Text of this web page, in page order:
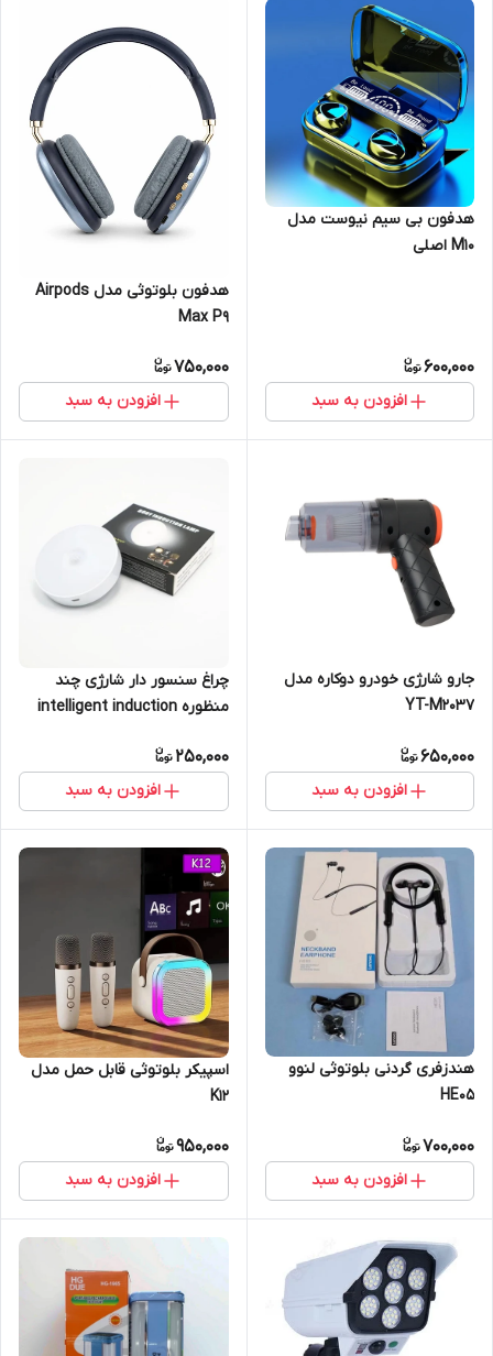
هدفون بی سیم نیوست مدل
M10 اصلی
600,000
افزودن به سبد
هدفون بلوتوثی مدل Airpods
Max P9
750,000
افزودن به سبد
جارو شارژی خودرو دوکاره مدل
YT-M2037
650,000
افزودن به سبد
چراغ سنسور دار شارژی چند
منظوره intelligent induction
250,000
افزودن به سبد
هندزفری گردنی بلوتوثی لنوو
HE05
700,000
افزودن به سبد
اسپیکر بلوتوثی قابل حمل مدل
K12
950,000
افزودن به سبد